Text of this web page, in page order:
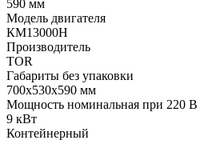
590 мм
Модель двигателя
КМ13000Н
Производитель
TOR
Габариты без упаковки
700х530х590 мм
Мощность номинальная при 220 В
9 кВт
Контейнерный